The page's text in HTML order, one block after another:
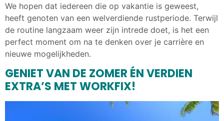
We hopen dat iedereen die op vakantie is geweest,
heeft genoten van een welverdiende rustperiode. Terwijl
de routine langzaam weer zijn intrede doet, is het een
perfect moment om na te denken over je carrière en
nieuwe mogelijkheden.
GENIET VAN DE ZOMER ÉN VERDIEN
EXTRA’S MET WORKFIX!